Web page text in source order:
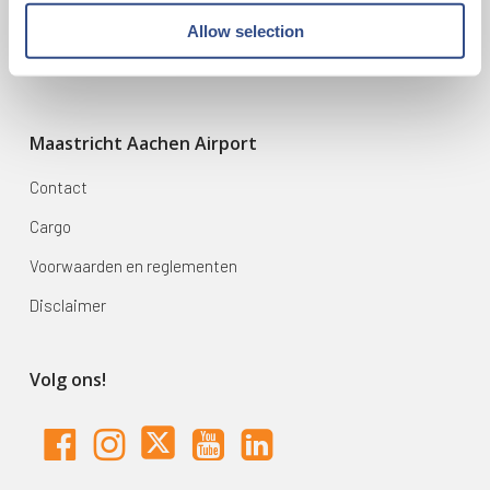
Allow selection
Maastricht Aachen Airport
Contact
Cargo
Voorwaarden en reglementen
Disclaimer
Volg ons!